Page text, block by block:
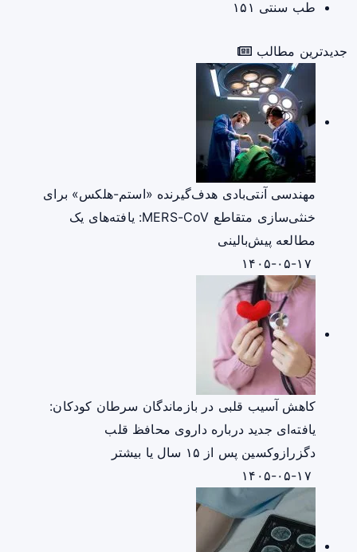
طب سنتی ۱۵۱
جدیدترین مطالب
مهندسی آنتی‌بادی هدف‌گیرنده «استم-هلکس» برای
خنثی‌سازی متقاطع MERS-CoV: یافته‌های یک
مطالعه پیش‌بالینی
کاهش آسیب قلبی در بازماندگان سرطان کودکان:
یافته‌ای جدید درباره داروی محافظ قلب
دگزرازوکسین پس از ۱۵ سال یا بیشتر